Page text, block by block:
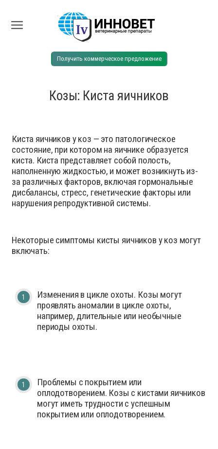
Получить коммерческое предложение
Козы: Киста яичников
Киста яичников у коз — это патологическое
состояние, при котором на яичнике образуется
киста. Киста представляет собой полость,
наполненную жидкостью, и может возникнуть из-
за различных факторов, включая гормональные
дисбалансы, стресс, генетические факторы или
нарушения репродуктивной системы.
Некоторые симптомы кисты яичников у коз могут
включать:
Изменения в цикле охоты. Козы могут
проявлять аномалии в цикле охоты,
например, длительные или необычные
периоды охоты.
Проблемы с покрытием или
оплодотворением. Козы с кистами яичников
могут иметь трудности с успешным
покрытием или оплодотворением.